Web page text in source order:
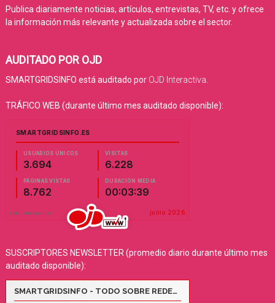
Publica diariamente noticias, artículos, entrevistas, TV, etc. y ofrece
la información más relevante y actualizada sobre el sector.
AUDITADO POR OJD
SMARTGRIDSINFO está auditado por OJD Interactiva
TRÁFICO WEB (durante último mes auditado disponible):
SUSCRIPTORES NEWSLETTER (promedio diario durante último mes
auditado disponible):